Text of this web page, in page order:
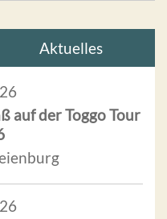
Aktuelles
auf der Toggo Tour